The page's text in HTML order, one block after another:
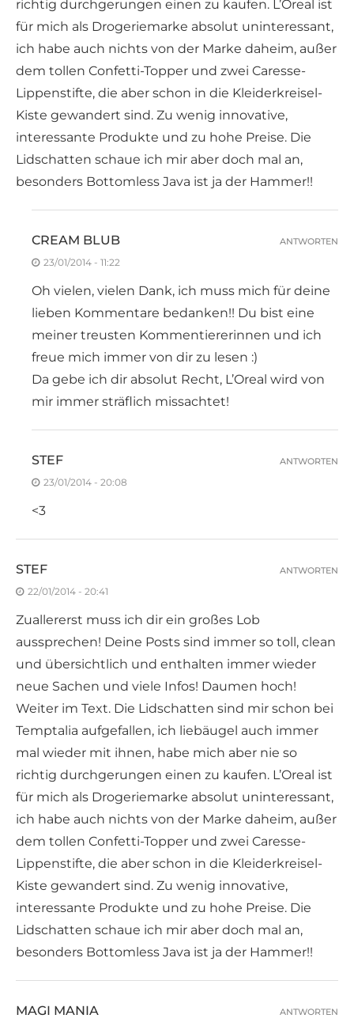
richtig durchgerungen einen zu kaufen. L’Oreal ist
für mich als Drogeriemarke absolut uninteressant,
ich habe auch nichts von der Marke daheim, außer
dem tollen Confetti-Topper und zwei Caresse-
Lippenstifte, die aber schon in die Kleiderkreisel-
Kiste gewandert sind. Zu wenig innovative,
interessante Produkte und zu hohe Preise. Die
Lidschatten schaue ich mir aber doch mal an,
besonders Bottomless Java ist ja der Hammer!!
CREAM BLUB
23/01/2014 - 11:22
Oh vielen, vielen Dank, ich muss mich für deine
lieben Kommentare bedanken!! Du bist eine
meiner treusten Kommentiererinnen und ich
freue mich immer von dir zu lesen :)
Da gebe ich dir absolut Recht, L’Oreal wird von
mir immer sträflich missachtet!
ANTWORTEN
STEF
23/01/2014 - 20:08
<3
ANTWORTEN
STEF
22/01/2014 - 20:41
Zuallererst muss ich dir ein großes Lob
aussprechen! Deine Posts sind immer so toll, clean
und übersichtlich und enthalten immer wieder
neue Sachen und viele Infos! Daumen hoch!
Weiter im Text. Die Lidschatten sind mir schon bei
Temptalia aufgefallen, ich liebäugel auch immer
mal wieder mit ihnen, habe mich aber nie so
richtig durchgerungen einen zu kaufen. L’Oreal ist
für mich als Drogeriemarke absolut uninteressant,
ich habe auch nichts von der Marke daheim, außer
dem tollen Confetti-Topper und zwei Caresse-
Lippenstifte, die aber schon in die Kleiderkreisel-
Kiste gewandert sind. Zu wenig innovative,
interessante Produkte und zu hohe Preise. Die
Lidschatten schaue ich mir aber doch mal an,
besonders Bottomless Java ist ja der Hammer!!
ANTWORTEN
MAGI MANIA ANTWORTEN